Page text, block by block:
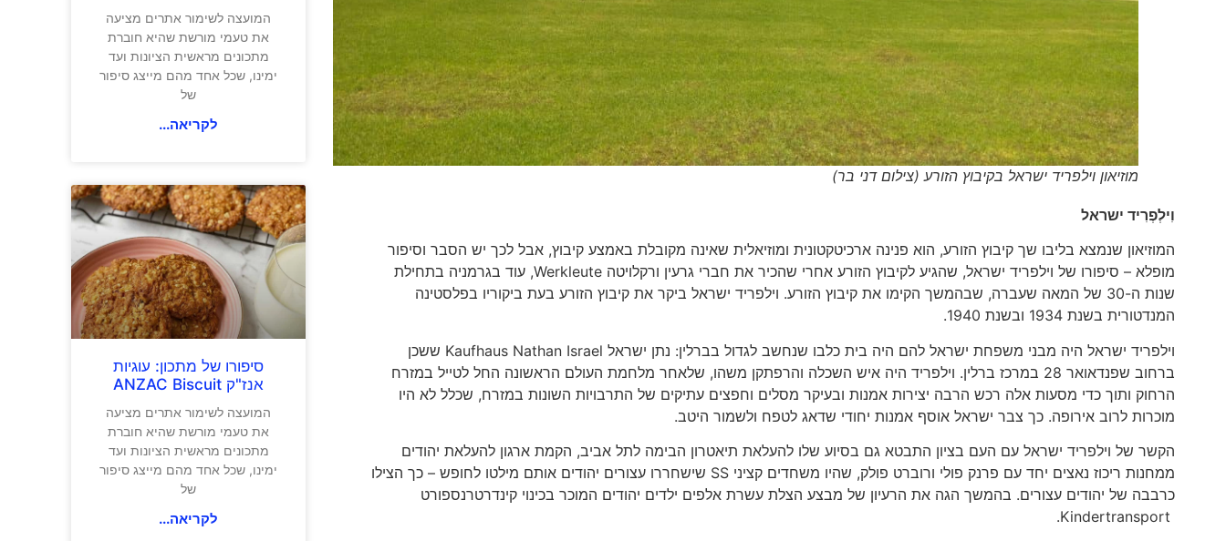
מוזיאון וילפריד ישראל בקיבוץ הזורע (צילום דני בר)
וִילְפְרִיד ישראל
המוזיאון שנמצא בליבו שך קיבוץ הזורע, הוא פנינה ארכיטקטונית ומוזיאלית שאינה מקובלת באמצע קיבוץ, אבל לכך יש הסבר וסיפור
מופלא – סיפורו של וילפריד ישראל, שהגיע לקיבוץ הזורע אחרי שהכיר את חברי גרעין ורקלויטה Werkleute, עוד בגרמניה בתחילת
שנות ה-30 של המאה שעברה, שבהמשך הקימו את קיבוץ הזורע. וילפריד ישראל ביקר את קיבוץ הזורע בעת ביקוריו בפלסטינה
המנדטורית בשנת 1934 ובשנת 1940.
וילפריד ישראל היה מבני משפחת ישראל להם היה בית כלבו שנחשב לגדול בברלין: נתן ישראל Kaufhaus Nathan Israel ששכן
ברחוב שפנדאואר 28 במרכז ברלין. וילפריד היה איש השכלה והרפתקן משהו, שלאחר מלחמת העולם הראשונה החל לטייל במזרח
הרחוק ותוך כדי מסעות אלה רכש הרבה יצירות אמנות ובעיקר מסלים וחפצים עתיקים של התרבויות השונות במזרח, שכלל לא היו
מוכרות לרוב אירופה. כך צבר ישראל אוסף אמנות יחודי שדאג לטפח ולשמור היטב.
הקשר של וילפריד ישראל עם העם בציון התבטא גם בסיוע שלו להעלאת תיאטרון הבימה לתל אביב, הקמת ארגון להעלאת יהודים
ממחנות ריכוז נאצים יחד עם פרנק פולי ורוברט פולק, שהיו משחדים קציני SS שישחררו עצורים יהודים אותם מילטו לחופש – כך הצילו
כרבבה של יהודים עצורים. בהמשך הגה את הרעיון של מבצע הצלת עשרת אלפים ילדים יהודים המוכר בכינוי קינדרטרנספורט
המועצה לשימור אתרים מציעה
את טעמי מורשת שהיא חוברת
מתכונים מראשית הציונות ועד
ימינו, שכל אחד מהם מייצג סיפור
של
לקריאה...
סיפורו של מתכון: עוגיות
אנז"ק ANZAC Biscuit
המועצה לשימור אתרים מציעה
את טעמי מורשת שהיא חוברת
מתכונים מראשית הציונות ועד
ימינו, שכל אחד מהם מייצג סיפור
של
לקריאה...